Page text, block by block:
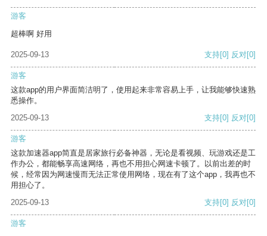
游客
超棒啊 好用
2025-09-13 支持[0] 反对[0]
游客
这款app的用户界面简洁明了，使用起来非常容易上手，让我能够快速熟
悉操作。
2025-09-13
支持[0] 反对[0]
游客
这款加速器app简直是居家旅行必备神器，无论是看视频、玩游戏还是工
作办公，都能畅享高速网络，再也不用担心网速卡顿了。以前出差的时
候，经常因为网速慢而无法正常使用网络，现在有了这个app，我再也不
用担心了。
2025-09-13
支持[0] 反对[0]
游客